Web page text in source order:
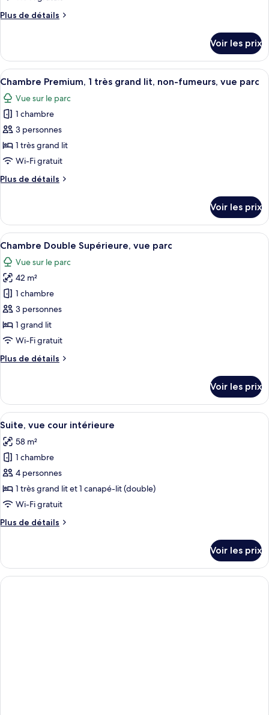
chambre :
Chambre
parc
Plus de détails
Plus
le
type
de
Chambre
Deluxe,
parc
Voir les prix
Afficher
toutes
les
photos
pour
ce
type
chambre :
très
grand
lit,
non-
fumeurs,
vue
parc
Une chambre d’hôtel spacieuse,
7
Chambre Premium, 1 très grand lit, non-fumeurs, vue parc
Vue sur le parc
1 chambre
3 personnes
1 très grand lit
Wi-Fi gratuit
Plus de détails
Plus
le
type
de
Chambre
Premium,
très
grand
lit,
non-
fumeurs,
parc
Voir les prix
Afficher
toutes
les
photos
pour
ce
type
de
chambre :
Chambre
vue
parc
Une chambre d’hôtel moderne
5
Chambre Double Supérieure, vue parc
Vue sur le parc
42 m²
1 chambre
3 personnes
1 grand lit
Wi-Fi gratuit
Plus de détails
Plus
le
type
de
Chambre
Double
vue
parc
Voir les prix
Afficher
toutes
les
photos
pour
ce
type
chambre :
cour
intérieure
Suite, vue cour intérieure | Coin
6
Suite, vue cour intérieure
58 m²
1 chambre
4 personnes
1 très grand lit et 1 canapé-lit (double)
Wi-Fi gratuit
Plus de détails
Plus
le
type
de
Voir les prix